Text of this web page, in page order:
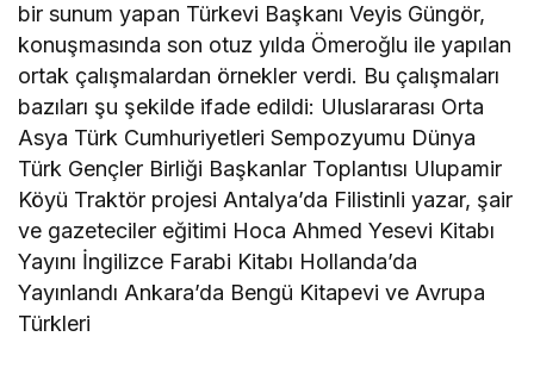
bir sunum yapan Türkevi Başkanı Veyis Güngör,
konuşmasında son otuz yılda Ömeroğlu ile yapılan
ortak çalışmalardan örnekler verdi. Bu çalışmaları
bazıları şu şekilde ifade edildi: Uluslararası Orta
Asya Türk Cumhuriyetleri Sempozyumu Dünya
Türk Gençler Birliği Başkanlar Toplantısı Ulupamir
Köyü Traktör projesi Antalya’da Filistinli yazar, şair
ve gazeteciler eğitimi Hoca Ahmed Yesevi Kitabı
Yayını İngilizce Farabi Kitabı Hollanda’da
Yayınlandı Ankara’da Bengü Kitapevi ve Avrupa
Türkleri